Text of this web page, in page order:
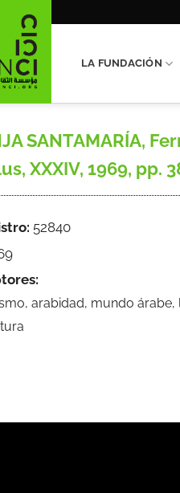
LA FUNDACIÓN
SANTAMARÍA,
XXXIV, 1969, pp.
52840
arabidad, mundo árabe,